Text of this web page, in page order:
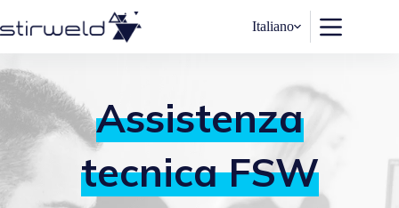
al
contenuto
Italiano
Assistenza
tecnica FSW